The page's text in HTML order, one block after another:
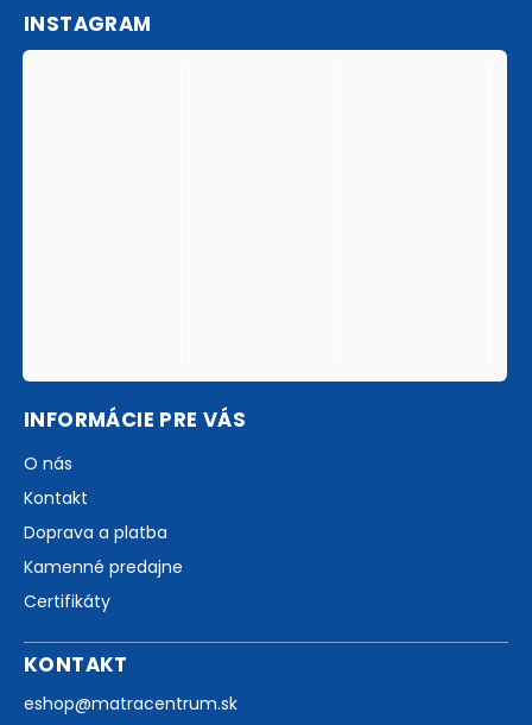
INSTAGRAM
INFORMÁCIE PRE VÁS
O nás
Kontakt
Doprava a platba
Kamenné predajne
Certifikáty
KONTAKT
eshop@matracentrum.sk